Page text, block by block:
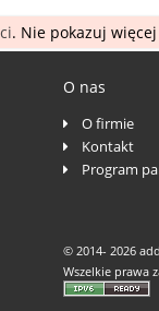
. Nie pokazuj
O nas
O firmie
Kontakt
Program
© 2014- 2026
Wszelkie prawa